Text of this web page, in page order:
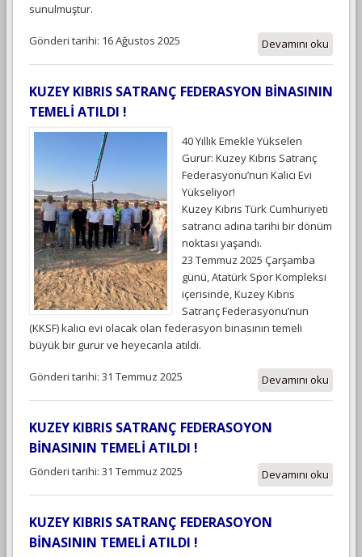
sunulmuştur.
Devamını oku
Gönderi tarihi: 16 Ağustos 2025
KUZEY KIBRIS SATRANÇ FEDERASYON BİNASININ
TEMELİ ATILDI !
40 Yıllık Emekle Yükselen
Gurur: Kuzey Kıbrıs Satranç
Federasyonu’nun Kalıcı Evi
Yükseliyor!
Kuzey Kıbrıs Türk Cumhuriyeti
satrancı adına tarihi bir dönüm
noktası yaşandı.
23 Temmuz 2025 Çarşamba
günü, Atatürk Spor Kompleksi
içerisinde, Kuzey Kıbrıs
Satranç Federasyonu’nun
(KKSF) kalıcı evi olacak olan federasyon binasının temeli
büyük bir gurur ve heyecanla atıldı.
Devamını oku
Gönderi tarihi: 31 Temmuz 2025
KUZEY KIBRIS SATRANÇ FEDERASOYON
BİNASININ TEMELİ ATILDI !
Devamını oku
Gönderi tarihi: 31 Temmuz 2025
KUZEY KIBRIS SATRANÇ FEDERASOYON
BİNASININ TEMELİ ATILDI !